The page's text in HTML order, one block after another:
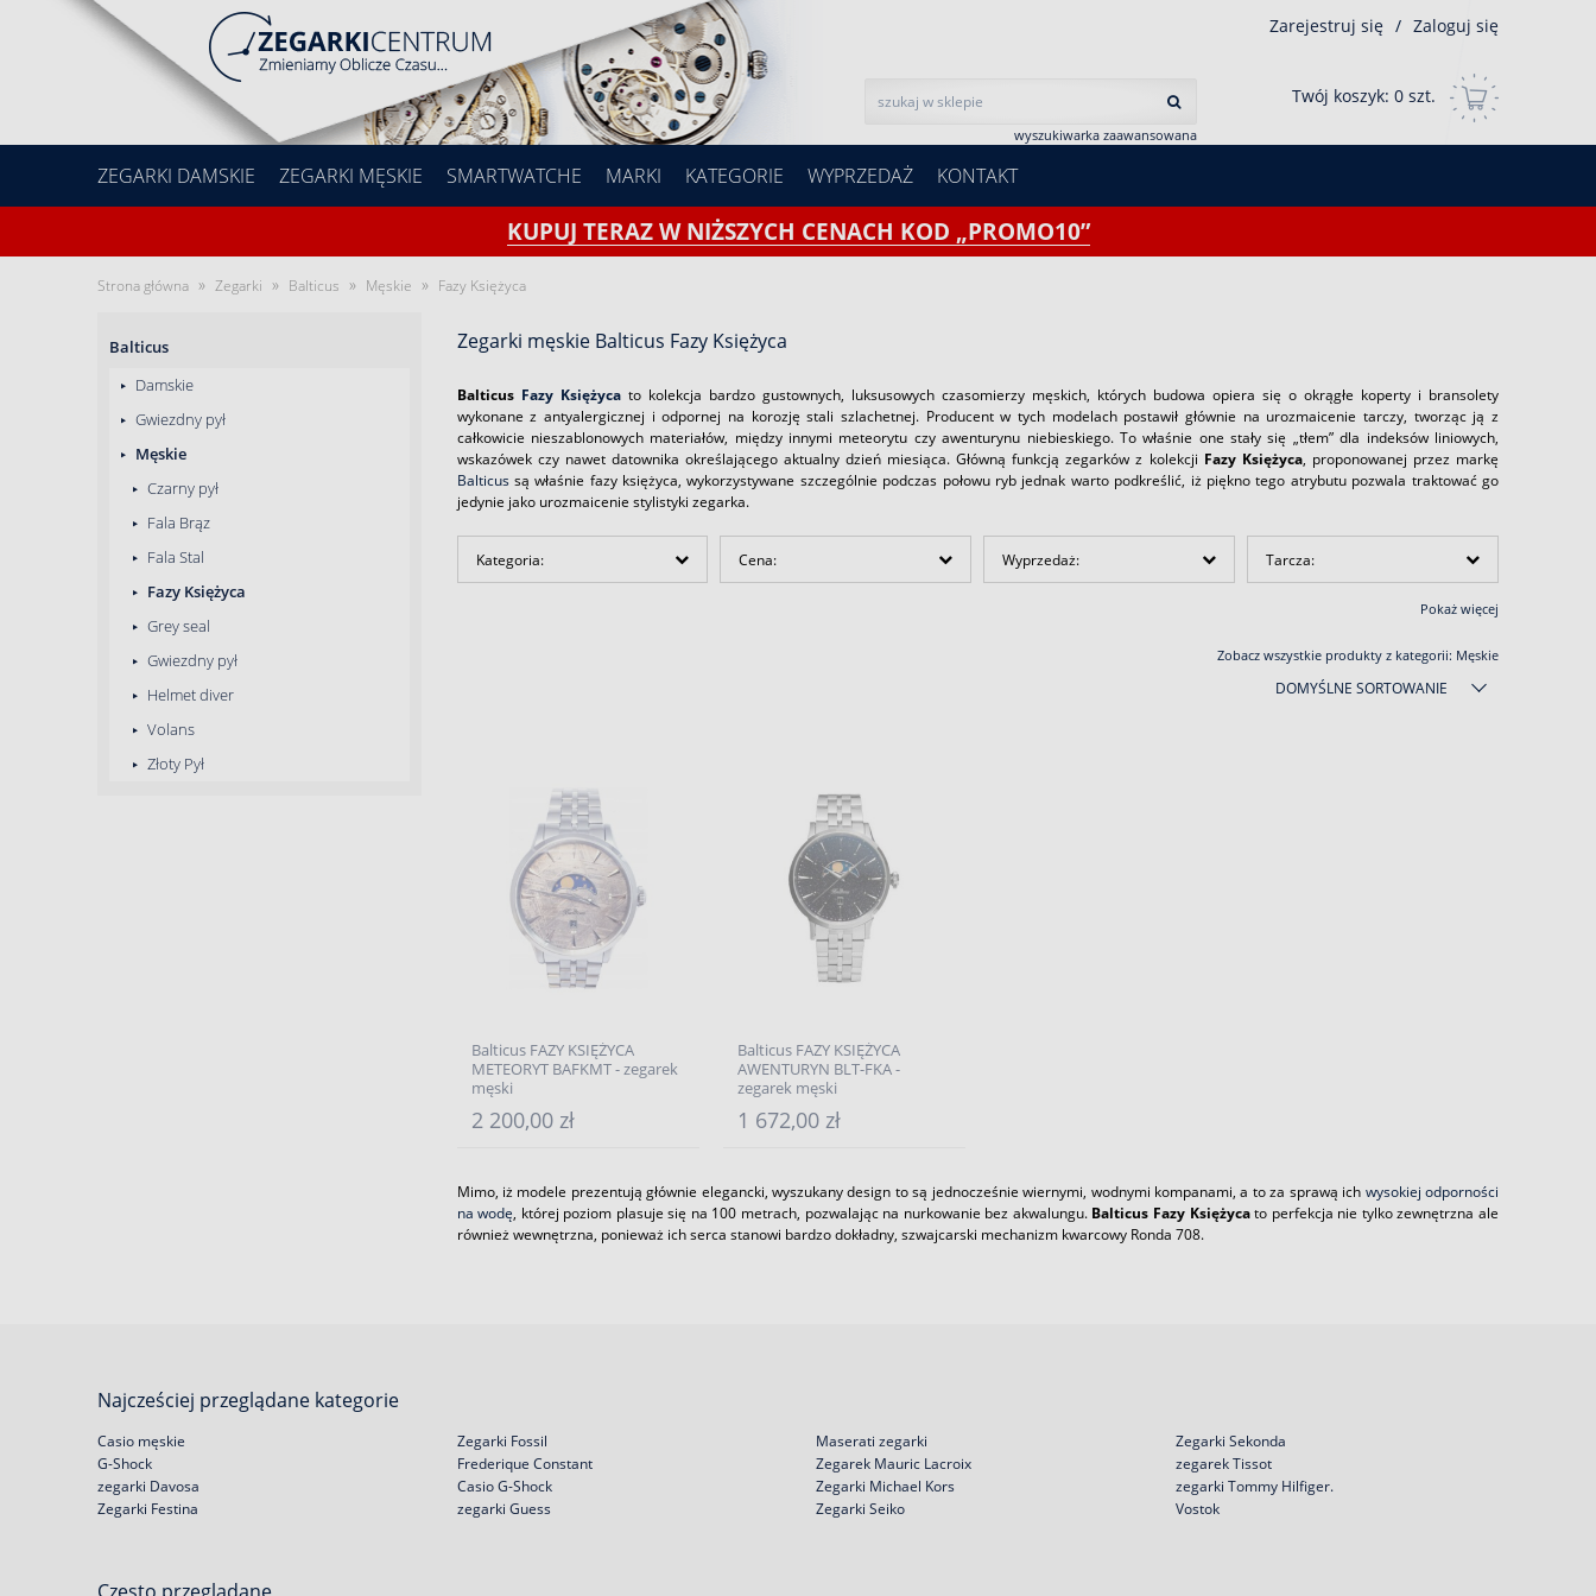
wyszukiwarka zaawansowana
Zarejestruj się / Zaloguj się
Twój koszyk: 0 szt.
ZEGARKI DAMSKIE ZEGARKI MĘSKIE SMARTWATCHE MARKI KATEGORIE WYPRZEDAŻ KONTAKT
KUPUJ TERAZ W NIŻSZYCH CENACH KOD „PROMO10”
Strona główna » Zegarki » Balticus » Męskie » Fazy Księżyca
Balticus
Damskie
Gwiezdny pył
Męskie
Czarny pył
Fala Brąz
Fala Stal
Fazy Księżyca
Grey seal
Gwiezdny pył
Helmet diver
Volans
Złoty Pył
Zegarki męskie Balticus Fazy Księżyca
Balticus Fazy Księżycato kolekcja bardzo gustownych, luksusowych czasomierzy męskich, których budowa opiera się o okrągłe koperty i bransolety
wykonane z antyalergicznej i odpornej na korozję stali szlachetnej. Producent w tych modelach postawił głównie na urozmaicenie tarczy, tworząc ją z
całkowicie nieszablonowych materiałów, między innymi meteorytu czy awenturynu niebieskiego. To właśnie one stały się „tłem” dla indeksów liniowych,
wskazówek czy nawet datownika określającego aktualny dzień miesiąca. Główną funkcją zegarków z kolekcji Fazy Księżyca, proponowanej przez markę
Balticussą właśnie fazy księżyca, wykorzystywane szczególnie podczas połowu ryb jednak warto podkreślić, iż piękno tego atrybutu pozwala traktować go
jedynie jako urozmaicenie stylistyki zegarka.
Kategoria: Cena: Wyprzedaż: Tarcza:
Pokaż więcej
Zobacz wszystkie produkty z kategorii: Męskie
DOMYŚLNE SORTOWANIE
Balticus FAZY KSIĘŻYCA
METEORYT BAFKMT - zegarek
męski
2 200,00 zł
Balticus FAZY KSIĘŻYCA
AWENTURYN BLT-FKA -
zegarek męski
1 672,00 zł
Mimo, iż modele prezentują głównie elegancki, wyszukany design to są jednocześnie wiernymi, wodnymi kompanami, a to za sprawą ich wysokiej odporności
na wodę, której poziom plasuje się na 100 metrach, pozwalając na nurkowanie bez akwalungu. Balticus Fazy Księżycato perfekcja nie tylko zewnętrzna ale
również wewnętrzna, ponieważ ich serca stanowi bardzo dokładny, szwajcarski mechanizm kwarcowy Ronda 708.
Najcześciej przeglądane kategorie
Casio męskie
G-Shock
zegarki Davosa
Zegarki Festina
Zegarki Fossil
Frederique Constant
Casio G-Shock
zegarki Guess
Maserati zegarki
Zegarek Mauric Lacroix
Zegarki Michael Kors
Zegarki Seiko
Zegarki Sekonda
zegarek Tissot
zegarki Tommy Hilfiger.
Vostok